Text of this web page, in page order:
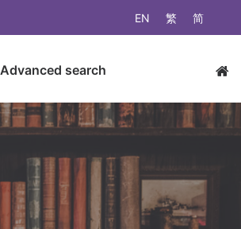
EN 繁 简
Advanced search